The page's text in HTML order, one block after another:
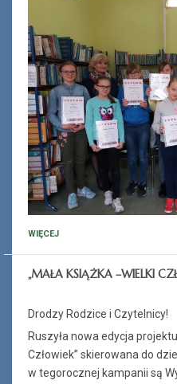
WIĘCEJ
„MAŁA KSIĄŻKA –WIELKI
Drodzy Rodzice i Czytelnicy!
Ruszyła nowa edycja
Człowiek” skierowana do
w tegorocznej kampanii są